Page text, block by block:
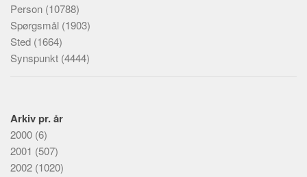
Person (10788)
Spørgsmål (1903)
Sted (1664)
Synspunkt (4444)
Arkiv pr. år
2000 (6)
2001 (507)
2002 (1020)